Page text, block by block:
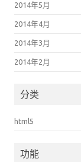
2014年5月
2014年4月
2014年3月
2014年2月
分类
html5
功能